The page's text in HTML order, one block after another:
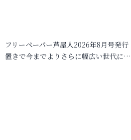
フリーペーパー芦屋人2026年8月号発
置きで今までよりさらに幅広い世代に…